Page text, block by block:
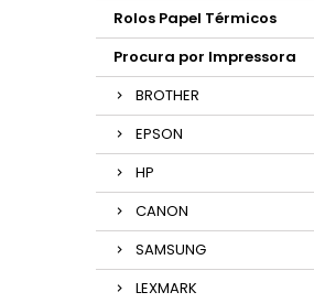
Rolos Papel Térmicos
Procura por Impressora
BROTHER
EPSON
HP
CANON
SAMSUNG
LEXMARK